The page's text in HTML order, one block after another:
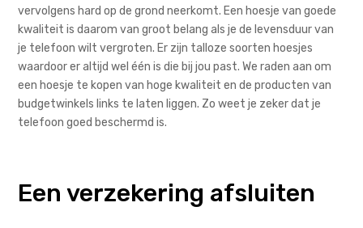
vervolgens hard op de grond neerkomt. Een hoesje van goede
kwaliteit is daarom van groot belang als je de levensduur van
je telefoon wilt vergroten. Er zijn talloze soorten hoesjes
waardoor er altijd wel één is die bij jou past. We raden aan om
een hoesje te kopen van hoge kwaliteit en de producten van
budgetwinkels links te laten liggen. Zo weet je zeker dat je
telefoon goed beschermd is.
Een verzekering afsluiten